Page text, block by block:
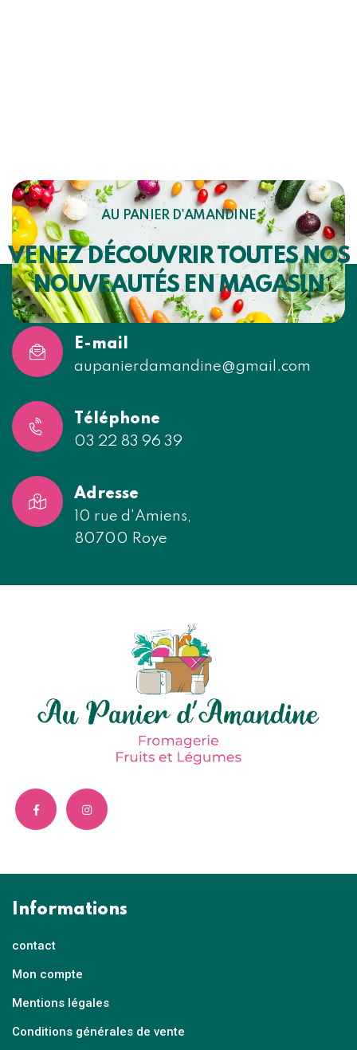
AU PANIER D'AMANDINE
VENEZ DÉCOUVRIR TOUTES NOS
NOUVEAUTÉS EN MAGASIN
E-mail
aupanierdamandine@gmail.com
Téléphone
03 22 83 96 39
Adresse
10 rue d'Amiens,
80700 Roye
Informations
contact
Mon compte
Mentions légales
Conditions générales de vente